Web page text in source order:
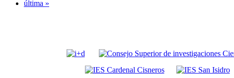
última »